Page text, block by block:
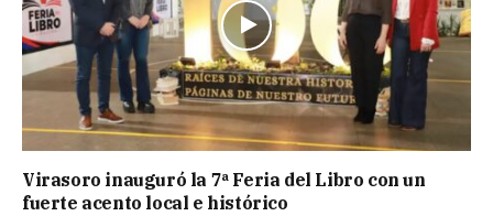
Virasoro inauguró la 7ª Feria del Libro con un
fuerte acento local e histórico